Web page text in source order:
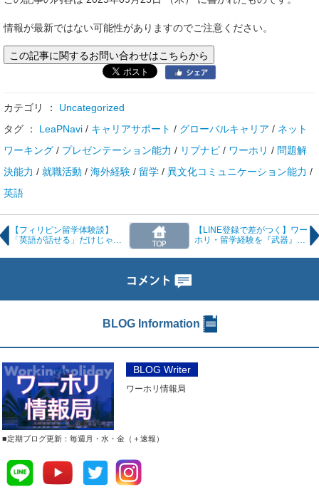
情報が最新ではない可能性がありますのでご注意ください。
この記事に関するお問い合わせはこちらから
カテゴリ ： Uncategorized
タグ ： LeaPNavi / キャリアサポート / グローバルキャリア / ネット
ワーキング / プレゼンテーション能力 / リプナビ / ワーホリ / 問題解
決能力 / 就職活動 / 海外経験 / 留学 / 異文化コミュニケーション能力 /
英語
【フィリピン留学体験談】
「英語が話せる」だけじゃな
留学─KMさん（29歳・男
【LINE登録で差がつく】ワー
ホリ・留学経験を『武器』に
せるための3ステップ
BLOG Information
BLOG Writer
ワーホリ情報局
■定期ブログ更新：毎週月・水・金（＋速報）